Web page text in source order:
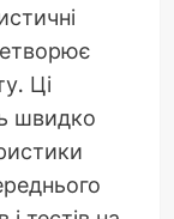
Ці
швидко